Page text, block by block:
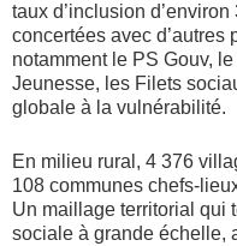
taux d’inclusion
concertées avec d’autres
notamment le PS Gouv,
Jeunesse, les Filets
globale à la vulnérabilité.
En milieu rural, 4 376
108 communes chefs-
Un maillage territorial qui
sociale à grande échelle,